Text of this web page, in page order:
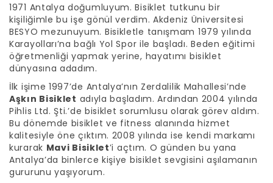
1971 Antalya doğumluyum. Bisiklet tutkunu bir
kişiliğimle bu işe gönül verdim. Akdeniz Üniversitesi
BESYO mezunuyum. Bisikletle tanışmam 1979 yılında
Karayolları’na bağlı Yol Spor ile başladı. Beden eğitimi
öğretmenliği yapmak yerine, hayatımı bisiklet
dünyasına adadım.
İlk işime 1997’de Antalya’nın Zerdalilik Mahallesi’nde
Aşkın Bisiklet adıyla başladım. Ardından 2004 yılında
Pihlis Ltd. Şti.’de bisiklet sorumlusu olarak görev aldım.
Bu dönemde bisiklet ve fitness alanında hizmet
kalitesiyle öne çıktım. 2008 yılında ise kendi markamı
kurarak Mavi Bisiklet’i açtım. O günden bu yana
Antalya’da binlerce kişiye bisiklet sevgisini aşılamanın
gururunu yaşıyorum.